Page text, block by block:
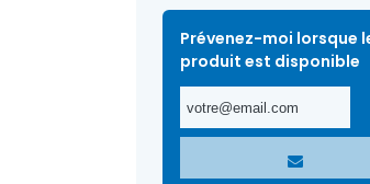
Prévenez-moi lorsque
produit est disponible